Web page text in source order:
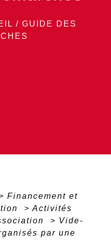
/ GUIDE DES
Financement et
> Activités
> Vide-
par une